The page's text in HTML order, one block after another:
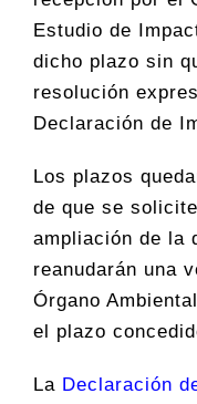
Estudio de
dicho plazo sin
resolución
Declaración de
Los plazos
de que se
ampliación de la
reanudarán una
Órgano
el plazo
La Declaración